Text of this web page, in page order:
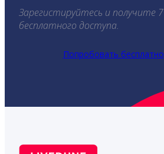
Зарегистируйтесь и получите
бесплатного доступа.
Попробовать бесплатно